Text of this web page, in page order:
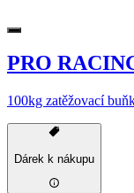
PRO
100kg zatěžovací
Dárek k nákupu